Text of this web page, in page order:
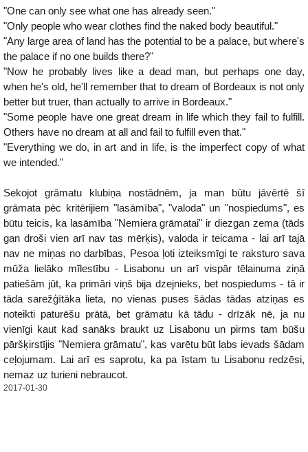
"One can only see what one has already seen."
"Only people who wear clothes find the naked body beautiful."
"Any large area of land has the potential to be a palace, but where's
the palace if no one builds there?"
"Now he probably lives like a dead man, but perhaps one day,
when he's old, he'll remember that to dream of Bordeaux is not only
better but truer, than actually to arrive in Bordeaux."
"Some people have one great dream in life which they fail to fulfill.
Others have no dream at all and fail to fulfill even that."
"Everything we do, in art and in life, is the imperfect copy of what
we intended."
Sekojot grāmatu klubiņa nostādnēm, ja man būtu jāvērtē šī
grāmata pēc kritērijiem "lasāmība", "valoda" un "nospiedums", es
būtu teicis, ka lasāmība "Nemiera grāmatai" ir diezgan zema (tāds
gan droši vien arī nav tas mērķis), valoda ir teicama - lai arī tajā
nav ne miņas no darbības, Pesoa ļoti izteiksmīgi te raksturo sava
mūža lielāko mīlestību - Lisabonu un arī vispār tēlainuma ziņā
patiešām jūt, ka primāri viņš bija dzejnieks, bet nospiedums - tā ir
tāda sarežģītāka lieta, no vienas puses šādas tādas atziņas es
noteikti paturēšu prātā, bet grāmatu kā tādu - drīzāk nē, ja nu
vienīgi kaut kad sanāks braukt uz Lisabonu un pirms tam būšu
pāršķirstījis "Nemiera grāmatu", kas varētu būt labs ievads šādam
ceļojumam. Lai arī es saprotu, ka pa īstam tu Lisabonu redzēsi,
nemaz uz turieni nebraucot.
2017-01-30